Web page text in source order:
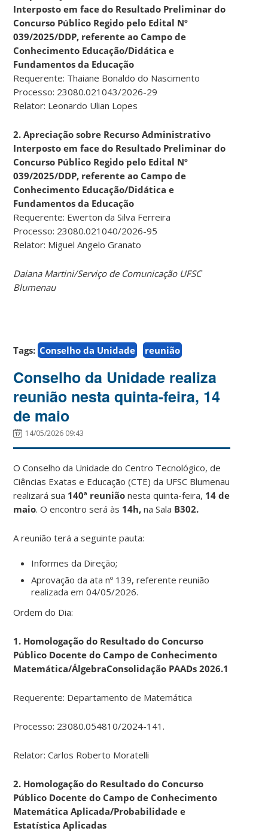
Interposto em face do Resultado Preliminar do
Concurso Público Regido pelo Edital Nº
039/2025/DDP, referente ao Campo de
Conhecimento Educação/Didática e
Fundamentos da Educação
Requerente: Thaiane Bonaldo do Nascimento
Processo: 23080.021043/2026-29
Relator: Leonardo Ulian Lopes
2. Apreciação sobre Recurso Administrativo
Interposto em face do Resultado Preliminar do
Concurso Público Regido pelo Edital Nº
039/2025/DDP, referente ao Campo de
Conhecimento Educação/Didática e
Fundamentos da Educação
Requerente: Ewerton da Silva Ferreira
Processo: 23080.021040/2026-95
Relator: Miguel Angelo Granato
Daiana Martini/Serviço de Comunicação UFSC
Blumenau
Tags: Conselho da Unidade reunião
Conselho da Unidade realiza
reunião nesta quinta-feira, 14
de maio
14/05/2026 09:43
O Conselho da Unidade do Centro Tecnológico, de
Ciências Exatas e Educação (CTE) da UFSC Blumenau
realizará sua 140ª reunião nesta quinta-feira, 14 de
maio. O encontro será às 14h,na Sala B302.
A reunião terá a seguinte pauta:
Informes da Direção;
Aprovação da ata nº 139, referente reunião
realizada em 04/05/2026.
Ordem do Dia:
1. Homologação do Resultado do Concurso
Público Docente do Campo de Conhecimento
Matemática/ÁlgebraConsolidação PAADs 2026.1
Requerente: Departamento de Matemática
Processo: 23080.054810/2024-141.
Relator: Carlos Roberto Moratelli
2. Homologação do Resultado do Concurso
Público Docente do Campo de Conhecimento
Matemática Aplicada/Probabilidade e
Estatística Aplicadas